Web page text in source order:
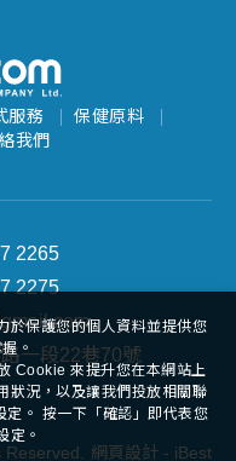
服務
保健原料
我們
2265
2275
一段22巷70號
網頁設計 - iBest
於保護您的個人資料並提供您
。
Cookie 來提升您在本網站上
狀況，以及讓我們投放相關聯
。 按一下「確認」即代表您
定。